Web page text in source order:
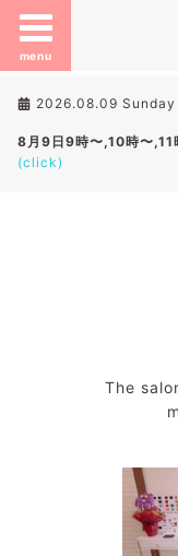
menu
2026.08.09 Sunday
8月9日9時〜,10時〜,11
(click)
The